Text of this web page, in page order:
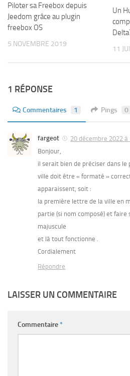
Piloter sa Freebox depuis
Jeedom grâce au plugin
freebox OS
5 NOVEMBRE 2019
Un
11
1 RÉPONSE
Commentaires 1 Pings 0
fargeot
20 décembre 2022 à
Bonjour,
il serait bien de préciser dans
ville doit être « formaté »
apparaissent, soit :
la première lettre de la ville en
partie (si nom composé) et faire
majuscule
et là tout fonctionne .
Cordialement
Répondre
LAISSER UN COMMENTAIRE
Commentaire*